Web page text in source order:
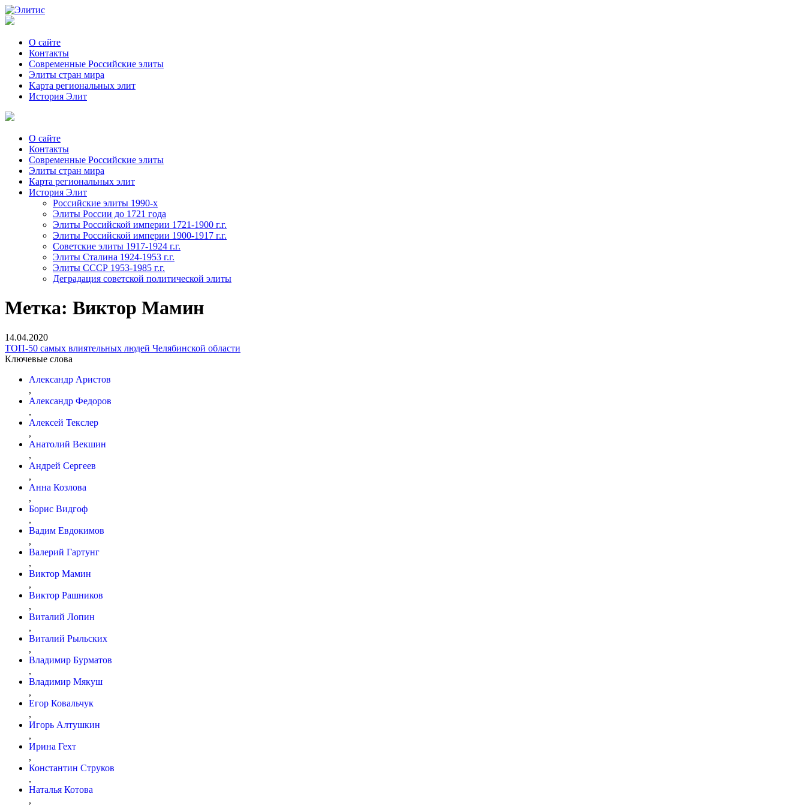
О сайте
Контакты
Современные Российские элиты
Элиты стран мира
Kартa региональных элит
История Элит
О сайте
Контакты
Современные Российские элиты
Элиты стран мира
Картa региональных элит
История Элит
Российские элиты 1990-х
Элиты России до 1721 года
Элиты Российской империи 1721-1900 г.г.
Элиты Российской империи 1900-1917 г.г.
Советские элиты 1917-1924 г.г.
Элиты Сталина 1924-1953 г.г.
Элиты СССР 1953-1985 г.г.
Деградация советской политической элиты
Метка: Виктор Ма­мин
14.04.2020
ТОП-50 самых вли­я­тель­ных людей Челябинской области
Ключевые слова
Александр Ари­стов
,
Александр Федоров
,
Алексей Текслер
,
Анатолий Векшин
,
Андрей Сер­геев
,
Анна Козлова
,
Борис Видгоф
,
Вадим Евдокимов
,
Валерий Гартунг
,
Виктор Ма­мин
,
Виктор Раш­ни­ков
,
Виталий Ло­пин
,
Виталий Рыльских
,
Владимир Бурматов
,
Владимир Мя­куш
,
Егор Ковальчук
,
Игорь Ал­туш­кин
,
Ирина Гехт
,
Константин Струков
,
Наталья Котова
,